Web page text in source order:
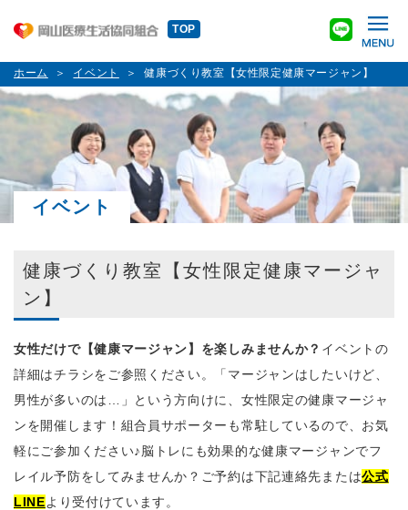
TOP
ホーム イベント 健康づくり教室【女性限定健康マージャン】
イベント
健康づくり教室【女性限定健康マージャ
ン】
女性だけで【健康マージャン】を楽しみませんか？ イベントの
詳細はチラシをご参照ください。「マージャンはしたいけど、
男性が多いのは…」という方向けに、女性限定の健康マージャ
ンを開催します！組合員サポーターも常駐しているので、お気
軽にご参加ください♪脳トレにも効果的な健康マージャンでフ
レイル予防をしてみませんか？ご予約は下記連絡先または公式
LINEより受付けています。